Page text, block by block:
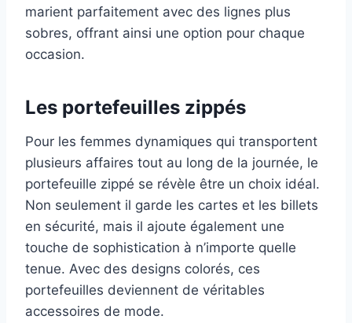
marient parfaitement avec des lignes plus
sobres, offrant ainsi une option pour chaque
occasion.
Les portefeuilles zippés
Pour les femmes dynamiques qui transportent
plusieurs affaires tout au long de la journée, le
portefeuille zippé se révèle être un choix idéal.
Non seulement il garde les cartes et les billets
en sécurité, mais il ajoute également une
touche de sophistication à n’importe quelle
tenue. Avec des designs colorés, ces
portefeuilles deviennent de véritables
accessoires de mode.